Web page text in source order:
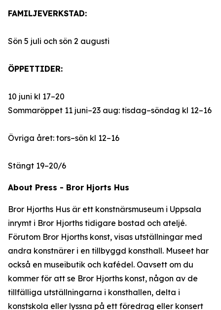
FAMILJEVERKSTAD:
Sön 5 juli och sön 2 augusti
ÖPPETTIDER:
10 juni kl 17–20
Sommaröppet 11 juni–23 aug: tisdag–söndag kl 12–16
Övriga året: tors–sön kl 12–16
Stängt 19–20/6
About Press - Bror Hjorts Hus
Bror Hjorths Hus är ett konstnärsmuseum i Uppsala
inrymt i Bror Hjorths tidigare bostad och ateljé.
Förutom Bror Hjorths konst, visas utställningar med
andra konstnärer i en tillbyggd konsthall. Museet har
också en museibutik och kafédel. Oavsett om du
kommer för att se Bror Hjorths konst, någon av de
tillfälliga utställningarna i konsthallen, delta i
konstskola eller lyssna på ett föredrag eller konsert